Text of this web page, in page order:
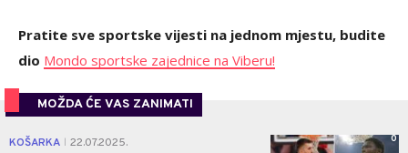
Pratite sve sportske vijesti na jednom mjestu, budite
dio Mondo sportske zajednice na Viberu!
MOŽDA ĆE VAS ZANIMATI
KOŠARKA 22.07.2025. 0